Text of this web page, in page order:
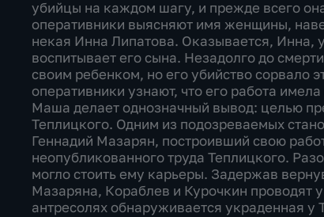
убийцы на каждом шагу, и прежде всего
оперативники выясняют имя женщины,
некая Инна Липатова. Оказывается, Инна,
воспитывает его сына. Незадолго до
своим ребенком, но его убийство сорвало
оперативники узнают, что его работа
Маша делает однозначный вывод: целью
Теплицкого. Одним из подозреваемых
Геннадий Мазарян, построивший свою
неопубликованного труда Теплицкого.
могло стоить ему карьеры. Задержав
Мазаряна, Кораблев и Курочкин проводят
антресолях обнаруживается украденная